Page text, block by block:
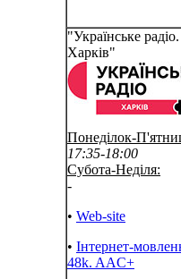
"Українське радіо.
Харків"
Понеділок-
17:35-18:00
Субота-Неділя:
-
• Web-site
• Інтернет-
48k. AAC+